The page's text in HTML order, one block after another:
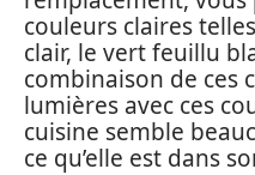
couleurs claires
clair, le vert feuillu
combinaison de ces
lumières avec ces
cuisine semble
ce qu’elle est dans